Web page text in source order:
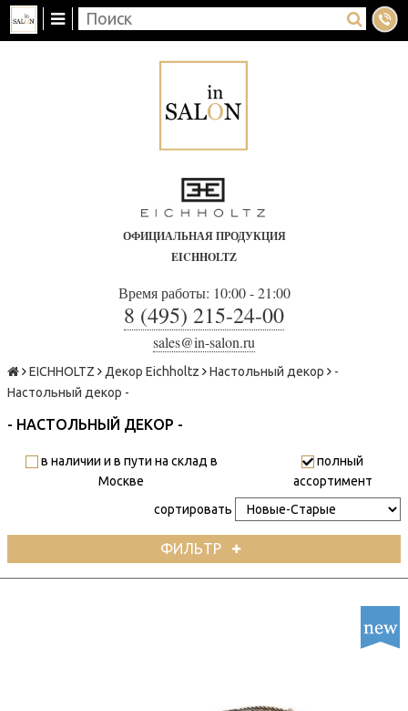
ОФИЦИАЛЬНАЯ ПРОДУКЦИЯ
EICHHOLTZ
Время работы: 10:00 - 21:00
8 (495) 215-24-00
sales@in-salon.ru
EICHHOLTZ Декор Eichholtz Настольный декор
-
Настольный декор -
- НАСТОЛЬНЫЙ ДЕКОР -
в наличии и в пути на склад в
Москве
полный
ассортимент
сортировать
ФИЛЬТР